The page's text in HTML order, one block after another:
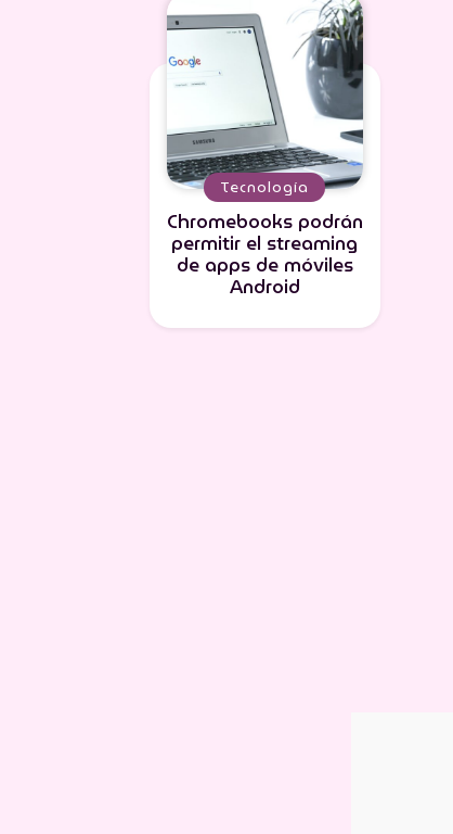
Tecnología
Chromebooks podrán
permitir el streaming
de apps de móviles
Android